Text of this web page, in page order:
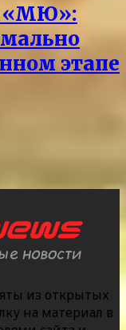
«МЮ»:
этапе
из открытых
на материал в